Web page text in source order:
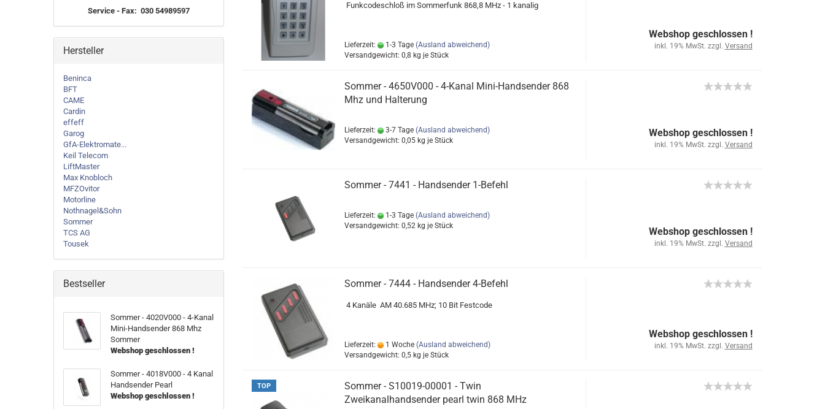
Funkcodeschloß im Sommerfunk 868,8 MHz - 1 kanalig
Lieferzeit: 1-3 Tage (Ausland abweichend)
Versandgewicht: 0,8 kg je Stück
Webshop geschlossen !
inkl. 19% MwSt. zzgl. Versand
Sommer - 4650V000 - 4-Kanal Mini-Handsender 868
Mhz und Halterung
Lieferzeit: 3-7 Tage (Ausland abweichend)
Versandgewicht: 0,05kg je Stück
Webshop geschlossen !
inkl. 19% MwSt. zzgl. Versand
Sommer - 7441 - Handsender 1-Befehl
Lieferzeit: 1-3 Tage (Ausland abweichend)
Versandgewicht: 0,52kg je Stück Webshop geschlossen !
inkl. 19% MwSt. zzgl. Versand
Sommer - 7444 - Handsender 4-Befehl
4 Kanäle AM 40.685 MHz; 10 Bit Festcode
Lieferzeit: 1 Woche (Ausland abweichend)
Versandgewicht: 0,5kg je Stück
Webshop geschlossen !
inkl. 19% MwSt. zzgl. Versand
TOP
Sommer - S10019-00001 - Twin
Zweikanalhandsender pearl twin 868 MHz
Service - Fax: 030 54989597
Hersteller
Beninca
BFT
CAME
Cardin
effeff
Garog
GfA-Elektromate...
Keil Telecom
LiftMaster
Max Knobloch
MFZOvitor
Motorline
Nothnagel&Sohn
Sommer
TCS AG
Tousek
Bestseller
Sommer - 4020V000 - 4-Kanal
Mini-Handsender 868 Mhz
Sommer
Webshop geschlossen !
Sommer - 4018V000 - 4 Kanal
Handsender Pearl
Webshop geschlossen !